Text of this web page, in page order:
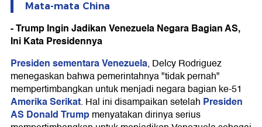
Mata-mata China
- Trump Ingin Jadikan Venezuela Negara Bagian AS,
Ini Kata Presidennya
Presiden sementara Venezuela, Delcy Rodriguez
menegaskan bahwa pemerintahnya "tidak pernah"
mempertimbangkan untuk menjadi negara bagian ke-51
Amerika Serikat. Hal ini disampaikan setelah Presiden
AS Donald Trumpmenyatakan dirinya serius